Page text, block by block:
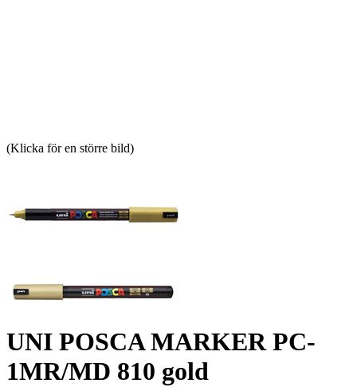
(Klicka för en större bild)
UNI POSCA MARKER PC-
1MR/MD 810 gold